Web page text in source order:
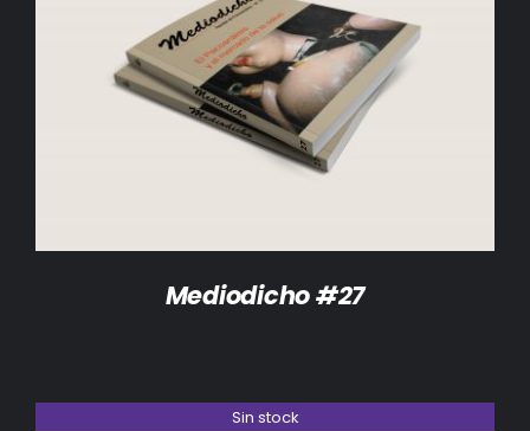
DETALLES
Mediodicho #27
Sin stock